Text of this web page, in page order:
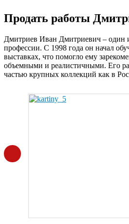
Продать работы
Дмитриев Иван Дмитриевич – один
профессии. С 1998 года он начал
выставках, что помогло ему
объемными и реалистичными. Его
частью крупных коллекций как в